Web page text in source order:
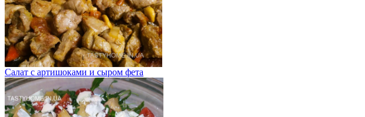
Салат с артишоками и сыром фета